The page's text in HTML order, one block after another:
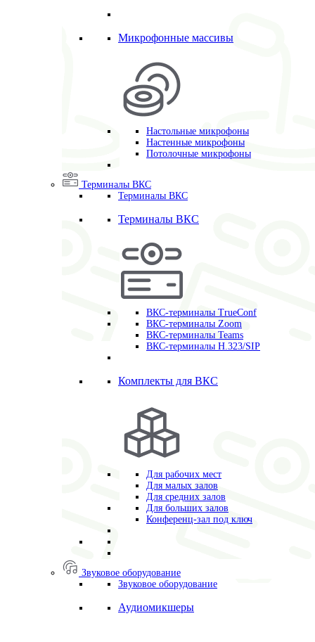
Микрофонные массивы
Настольные микрофоны
Настенные микрофоны
Потолочные микрофоны
Терминалы ВКС
Терминалы ВКС
Терминалы ВКС
ВКС-терминалы TrueConf
ВКС-терминалы Zoom
ВКС-терминалы Teams
ВКС-терминалы H.323/SIP
Комплекты для ВКС
Для рабочих мест
Для малых залов
Для средних залов
Для больших залов
Конференц-зал под ключ
Звуковое оборудование
Звуковое оборудование
Аудиомикшеры